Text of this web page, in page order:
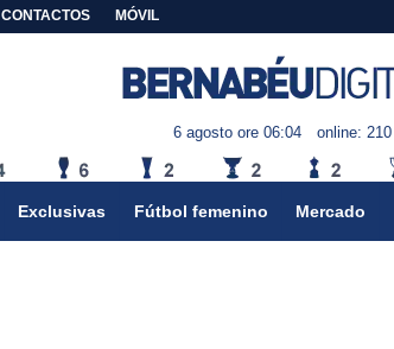
CONTACTOS MÓVIL
6 agosto ore 06:04 online: 210
Exclusivas Fútbol femenino Mercado